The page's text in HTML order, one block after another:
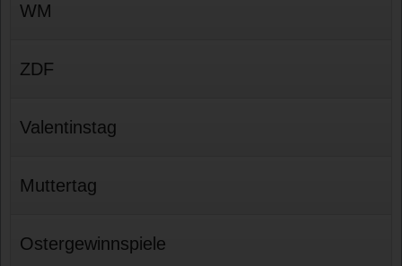
WM
ZDF
Valentinstag
Muttertag
Ostergewinnspiele